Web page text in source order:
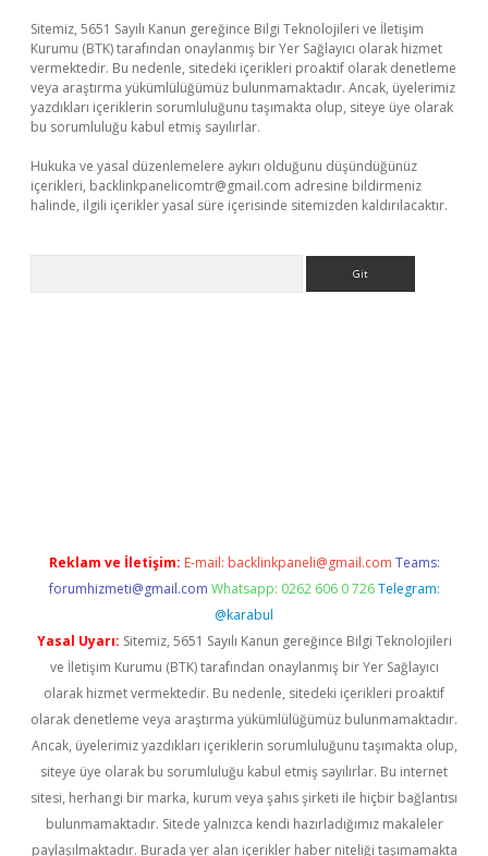
Sitemiz, 5651 Sayılı Kanun gereğince Bilgi Teknolojileri ve İletişim
Kurumu (BTK) tarafından onaylanmış bir Yer Sağlayıcı olarak hizmet
vermektedir. Bu nedenle, sitedeki içerikleri proaktif olarak denetleme
veya araştırma yükümlülüğümüz bulunmamaktadır. Ancak, üyelerimiz
yazdıkları içeriklerin sorumluluğunu taşımakta olup, siteye üye olarak
bu sorumluluğu kabul etmiş sayılırlar.
Hukuka ve yasal düzenlemelere aykırı olduğunu düşündüğünüz
içerikleri, backlinkpanelicomtr@gmail.com adresine bildirmeniz
halinde, ilgili içerikler yasal süre içerisinde sitemizden kaldırılacaktır.
Reklam ve İletişim: E-mail: backlinkpaneli@gmail.com Teams:
forumhizmeti@gmail.com Whatsapp: 0262 606 0 726 Telegram:
@karabul
Yasal Uyarı: Sitemiz, 5651 Sayılı Kanun gereğince Bilgi Teknolojileri
ve İletişim Kurumu (BTK) tarafından onaylanmış bir Yer Sağlayıcı
olarak hizmet vermektedir. Bu nedenle, sitedeki içerikleri proaktif
olarak denetleme veya araştırma yükümlülüğümüz bulunmamaktadır.
Ancak, üyelerimiz yazdıkları içeriklerin sorumluluğunu taşımakta olup,
siteye üye olarak bu sorumluluğu kabul etmiş sayılırlar. Bu internet
sitesi, herhangi bir marka, kurum veya şahıs şirketi ile hiçbir bağlantısı
bulunmamaktadır. Sitede yalnızca kendi hazırladığımız makaleler
paylaşılmaktadır. Burada yer alan içerikler haber niteliği taşımamakta